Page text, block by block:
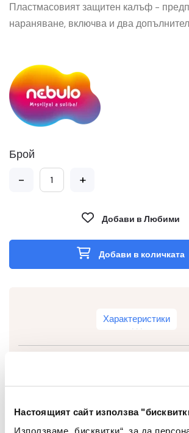
Настоящият сайт използва
Използваме „бисквитки“, за да
Пластмасовият защитен калъф -
нараняване, включва и два
Брой
- +
Добави в Любими
Добави в количката
Характеристики
Вид
Цвят